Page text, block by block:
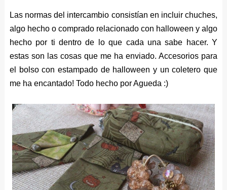
Las normas del intercambio consistían en incluir chuches,
algo hecho o comprado relacionado con halloween y algo
hecho por ti dentro de lo que cada una sabe hacer. Y
estas son las cosas que me ha enviado. Accesorios para
el bolso con estampado de halloween y un coletero que
me ha encantado! Todo hecho por Agueda :)